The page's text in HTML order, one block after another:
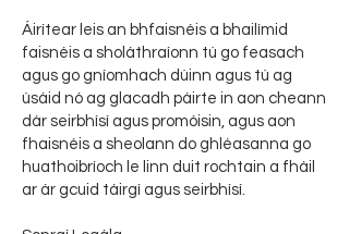
Áirítear leis an bhfaisnéis a bhailímid
faisnéis a sholáthraíonn tú go feasach
agus go gníomhach dúinn agus tú ag
úsáid nó ag glacadh páirte in aon cheann
dár seirbhísí agus promóisin, agus aon
fhaisnéis a sheolann do ghléasanna go
huathoibríoch le linn duit rochtain a fháil
ar ár gcuid táirgí agus seirbhísí.